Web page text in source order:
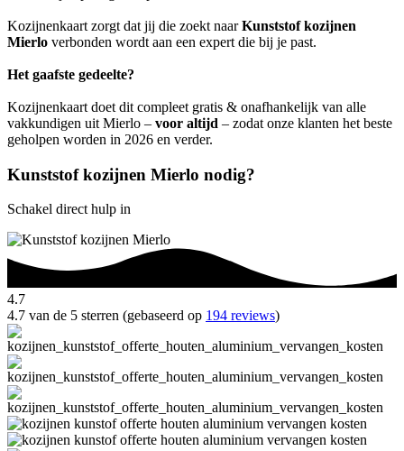
Kozijnenkaart zorgt dat jij die zoekt naarKunststof kozijnen
Mierlo verbonden wordt aan een expert die bij je past.
Het gaafste gedeelte?
Kozijnenkaart doet dit compleet gratis & onafhankelijk van alle
vakkundigen uit Mierlo – voor altijd – zodat onze klanten het beste
geholpen worden in 2026 en verder.
Kunststof kozijnen Mierlo nodig?
Schakel direct hulp in
4.7
4.7 van de 5 sterren (gebaseerd op 194 reviews)